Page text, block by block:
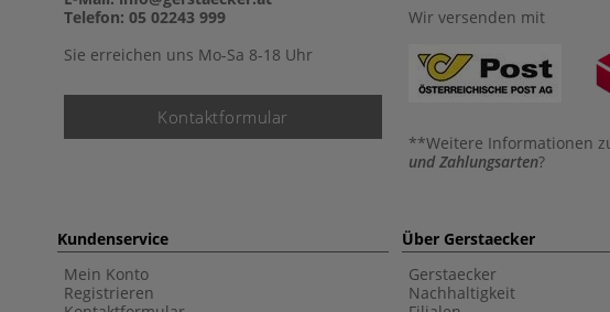
Telefon: 05 02243 999
Sie erreichen uns Mo-Sa 8-18 Uhr
Kontaktformular
Wir versenden mit
**Weitere Informationen
und Zahlungsarten?
Kundenservice
Mein Konto
Registrieren
Über Gerstaecker
Gerstaecker
Nachhaltigkeit